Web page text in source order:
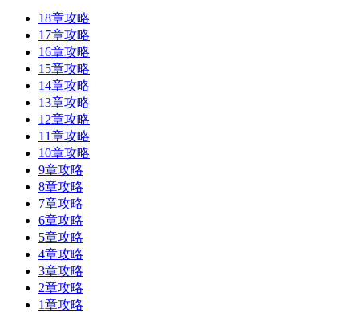
18章攻略
17章攻略
16章攻略
15章攻略
14章攻略
13章攻略
12章攻略
11章攻略
10章攻略
9章攻略
8章攻略
7章攻略
6章攻略
5章攻略
4章攻略
3章攻略
2章攻略
1章攻略